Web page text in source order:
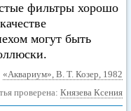
фильтры хорошо
могут быть
«Аквариум», В. Т. Козер, 1982
проверена: Князева Ксения